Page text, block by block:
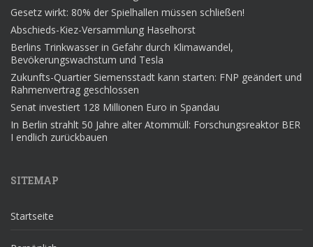
Gesetz wirkt: 80% der Spielhallen müssen schließen!
Abschieds-Kiez-Versammlung Haselhorst
Berlins Trinkwasser in Gefahr durch Klimawandel,
Bevökerungswachstum und Tesla
Zukunfts-Quartier Siemensstadt kann starten: FNP geändert und
Rahmenvertrag geschlossen
Senat investiert 128 Millionen Euro in Spandau
In Berlin strahlt 50 Jahre alter Atommüll: Forschungsreaktor BER
I endlich zurückbauen
SITEMAP
Startseite